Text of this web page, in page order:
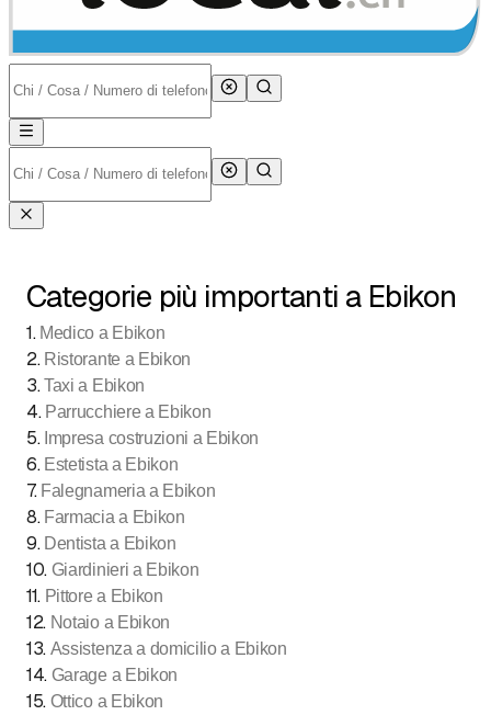
Categorie più importanti a Ebikon
1. Medico a Ebikon
2. Ristorante a Ebikon
3.Taxi a Ebikon
4. Parrucchiere a Ebikon
5. Impresa costruzioni a Ebikon
6. Estetista a Ebikon
7. Falegnameria a Ebikon
8. Farmacia a Ebikon
9. Dentista a Ebikon
10. Giardinieri a Ebikon
11. Pittore a Ebikon
12. Notaio a Ebikon
13. Assistenza a domicilio a Ebikon
14. Garage a Ebikon
15. Ottico a Ebikon